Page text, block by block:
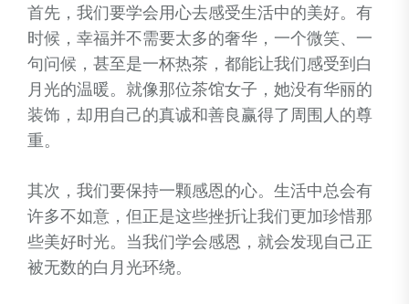
首先，我们要学会用心去感受生活中的美好。有
时候，幸福并不需要太多的奢华，一个微笑、一
句问候，甚至是一杯热茶，都能让我们感受到白
月光的温暖。就像那位茶馆女子，她没有华丽的
装饰，却用自己的真诚和善良赢得了周围人的尊
重。
其次，我们要保持一颗感恩的心。生活中总会有
许多不如意，但正是这些挫折让我们更加珍惜那
些美好时光。当我们学会感恩，就会发现自己正
被无数的白月光环绕。